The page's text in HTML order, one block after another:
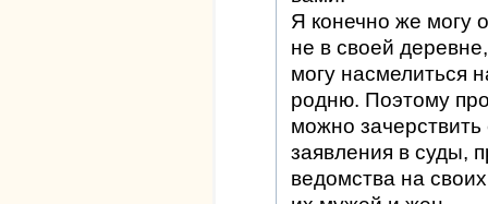
Я конечно же могу
не в своей
могу насмелиться
родню. Поэтому
можно
заявления в суды,
ведомства на